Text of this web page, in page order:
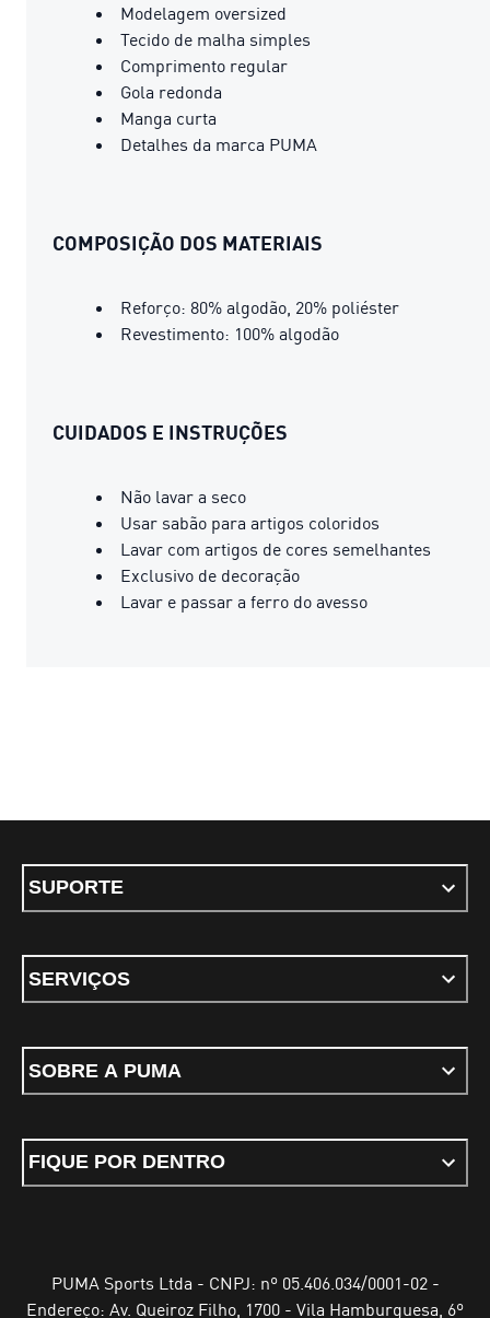
Modelagem oversized
Tecido de malha simples
Comprimento regular
Gola redonda
Manga curta
Detalhes da marca PUMA
COMPOSIÇÃO DOS MATERIAIS
Reforço: 80% algodão, 20% poliéster
Revestimento: 100% algodão
CUIDADOS E INSTRUÇÕES
Não lavar a seco
Usar sabão para artigos coloridos
Lavar com artigos de cores semelhantes
Exclusivo de decoração
Lavar e passar a ferro do avesso
SUPORTE
SERVIÇOS
SOBRE A PUMA
FIQUE POR DENTRO
PUMA Sports Ltda - CNPJ: nº 05.406.034/0001-02 -
Endereço: Av. Queiroz Filho, 1700 - Vila Hamburguesa, 6º